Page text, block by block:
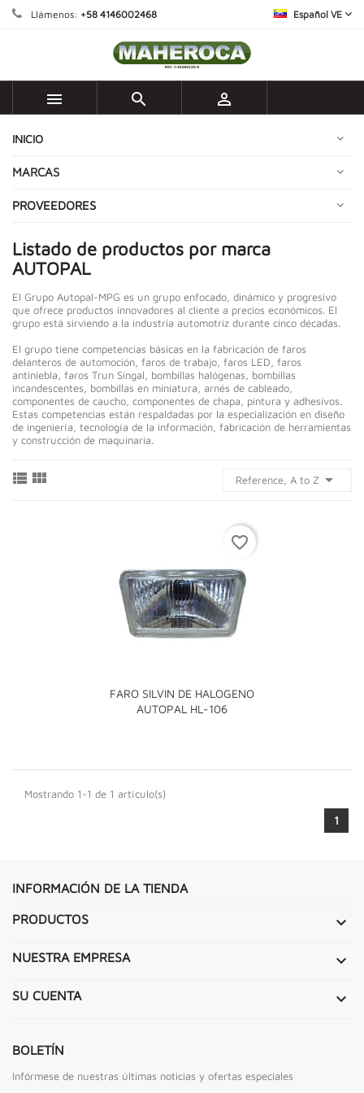
Llámenos: +58 4146002468 Español VE
  
INICIO
MARCAS
PROVEEDORES
Listado de productos por marca
AUTOPAL
El Grupo Autopal-MPG es un grupo enfocado, dinámico y progresivo
que ofrece productos innovadores al cliente a precios económicos. El
grupo está sirviendo a la industria automotriz durante cinco décadas.
El grupo tiene competencias básicas en la fabricación de faros
delanteros de automoción, faros de trabajo, faros LED, faros
antiniebla, faros Trun Singal, bombillas halógenas, bombillas
incandescentes, bombillas en miniatura, arnés de cableado,
componentes de caucho, componentes de chapa, pintura y adhesivos.
Estas competencias están respaldadas por la especialización en diseño
de ingeniería, tecnología de la información, fabricación de herramientas
y construcción de maquinaria.
  Reference, A to Z 
FARO SILVIN DE HALOGENO
AUTOPAL HL-106
favorite_border
Mostrando 1-1 de 1 artículo(s)
1
INFORMACIÓN DE LA TIENDA
PRODUCTOS 
NUESTRA EMPRESA 
SU CUENTA 
BOLETÍN
Infórmese de nuestras últimas noticias y ofertas especiales